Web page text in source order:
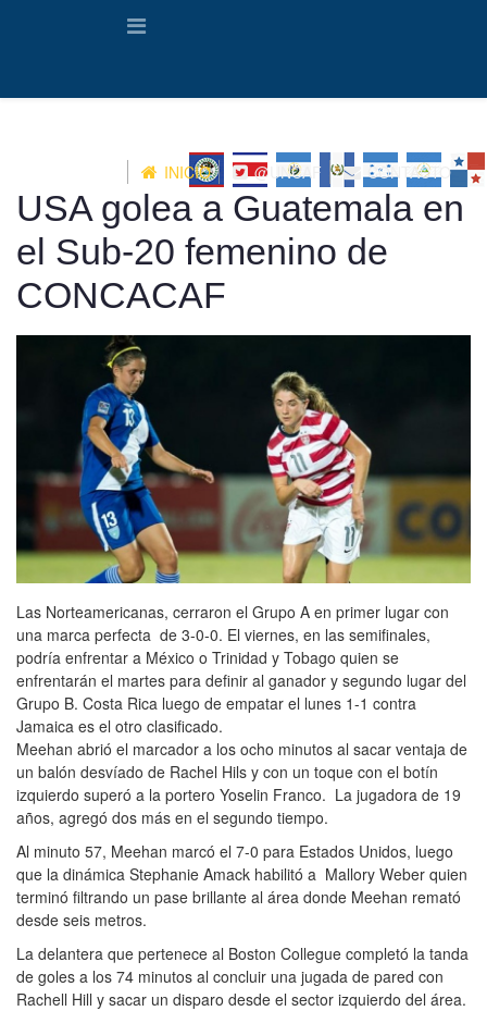
INICIO @UNCAF CONTACTO
USA golea a Guatemala en
el Sub-20 femenino de
CONCACAF
Las Norteamericanas, cerraron el Grupo A en primer lugar con
una marca perfecta de 3-0-0. El viernes, en las semifinales,
podría enfrentar a México o Trinidad y Tobago quien se
enfrentarán el martes para definir al ganador y segundo lugar del
Grupo B. Costa Rica luego de empatar el lunes 1-1 contra
Jamaica es el otro clasificado.
Meehan abrió el marcador a los ocho minutos al sacar ventaja de
un balón desvíado de Rachel Hils y con un toque con el botín
izquierdo superó a la portero Yoselin Franco. La jugadora de 19
años, agregó dos más en el segundo tiempo.
Al minuto 57, Meehan marcó el 7-0 para Estados Unidos, luego
que la dinámica Stephanie Amack habilitó a Mallory Weber quien
terminó filtrando un pase brillante al área donde Meehan remató
desde seis metros.
La delantera que pertenece al Boston Collegue completó la tanda
de goles a los 74 minutos al concluir una jugada de pared con
Rachell Hill y sacar un disparo desde el sector izquierdo del área.